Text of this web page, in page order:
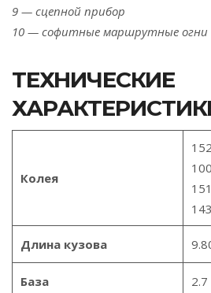
9 — сцепной прибор
10 — софитные маршрутные огни
ТЕХНИЧЕСКИЕ
Колея
Длина кузова
База 2.7